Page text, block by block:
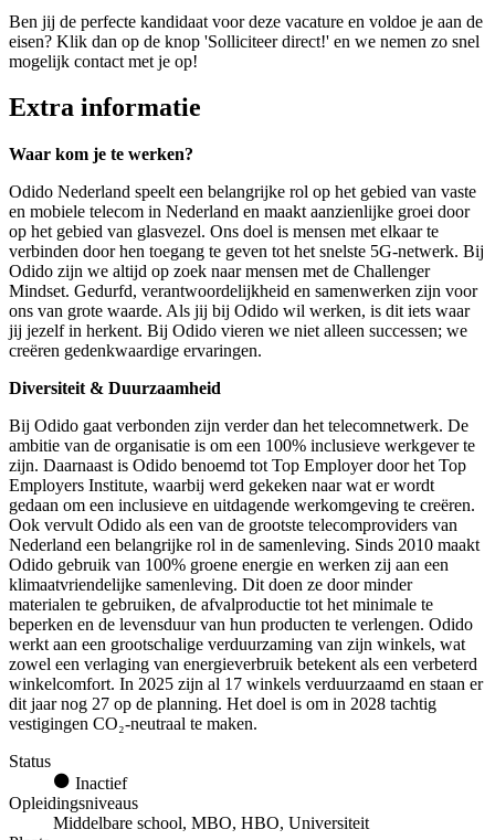
Ben jij de perfecte kandidaat voor deze vacature en voldoe je aan de
eisen? Klik dan op de knop 'Solliciteer direct!' en we nemen zo snel
mogelijk contact met je op!
Extra informatie
Waar kom je te werken?
Odido Nederland speelt een belangrijke rol op het gebied van vaste
en mobiele telecom in Nederland en maakt aanzienlijke groei door
op het gebied van glasvezel. Ons doel is mensen met elkaar te
verbinden door hen toegang te geven tot het snelste 5G-netwerk. Bij
Odido zijn we altijd op zoek naar mensen met de Challenger
Mindset. Gedurfd, verantwoordelijkheid en samenwerken zijn voor
ons van grote waarde. Als jij bij Odido wil werken, is dit iets waar
jij jezelf in herkent. Bij Odido vieren we niet alleen successen; we
creëren gedenkwaardige ervaringen.
Diversiteit & Duurzaamheid
Bij Odido gaat verbonden zijn verder dan het telecomnetwerk. De
ambitie van de organisatie is om een 100% inclusieve werkgever te
zijn. Daarnaast is Odido benoemd tot Top Employer door het Top
Employers Institute, waarbij werd gekeken naar wat er wordt
gedaan om een inclusieve en uitdagende werkomgeving te creëren.
Ook vervult Odido als een van de grootste telecomproviders van
Nederland een belangrijke rol in de samenleving. Sinds 2010 maakt
Odido gebruik van 100% groene energie en werken zij aan een
klimaatvriendelijke samenleving. Dit doen ze door minder
materialen te gebruiken, de afvalproductie tot het minimale te
beperken en de levensduur van hun producten te verlengen. Odido
werkt aan een grootschalige verduurzaming van zijn winkels, wat
zowel een verlaging van energieverbruik betekent als een verbeterd
winkelcomfort. In 2025 zijn al 17 winkels verduurzaamd en staan er
dit jaar nog 27 op de planning. Het doel is om in 2028 tachtig
vestigingen CO₂-neutraal te maken.
Status
Inactief
Opleidingsniveaus
Middelbare school, MBO, HBO, Universiteit